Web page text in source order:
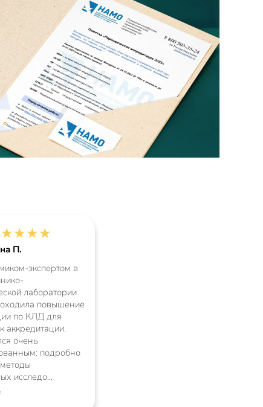
★★★★
П.
экспертом в
лаборатории
повышение
по КЛД для
аккредитации.
очень
подробно
исследо